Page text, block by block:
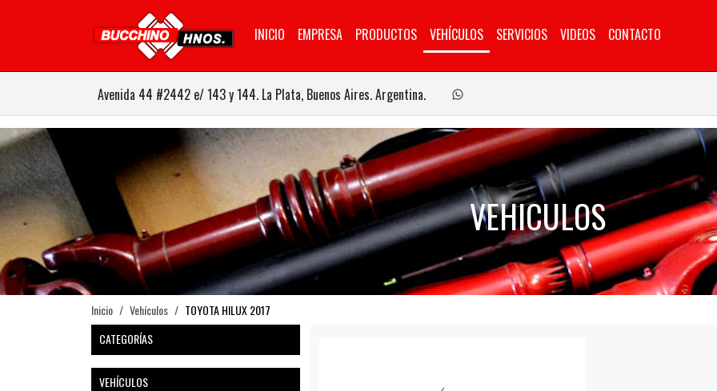
INICIO EMPRESA PRODUCTOS VEHÍCULOS SERVICIOS VIDEOS CONTACTO
Avenida 44 #2442 e/ 143 y 144. La Plata, Buenos Aires. Argentina.
VEHICULOS
Inicio Vehículos
TOYOTA HILUX 2017
CATEGORÍAS
VEHÍCULOS